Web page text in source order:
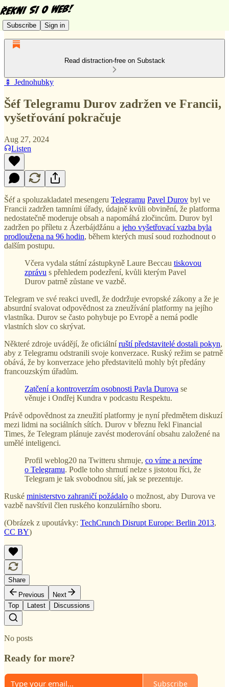
Subscribe Sign in
Read distraction-free on Substack
🍢 Jednohubky
Šéf Telegramu Durov zadržen ve Francii,
vyšetřování pokračuje
Aug 27, 2024
Listen
Šéf a spoluzakladatel mesengeru Telegramu Pavel Durov byl ve
Francii zadržen tamními úřady, údajně kvůli obvinění, že platforma
nedostatečně moderuje obsah a napomáhá zločincům. Durov byl
zadržen po příletu z Ázerbájdžánu a jeho vyšetřovací vazba byla
prodloužena na 96 hodin, během kterých musí soud rozhodnout o
dalším postupu.
Včera vydala státní zástupkyně Laure Beccau tiskovou
zprávu s přehledem podezření, kvůli kterým Pavel
Durov patrně zůstane ve vazbě.
Telegram ve své reakci uvedl, že dodržuje evropské zákony a že je
absurdní svalovat odpovědnost za zneužívání platformy na jejího
vlastníka. Durov se často pohybuje po Evropě a nemá podle
vlastních slov co skrývat.
Některé zdroje uvádějí, že oficiálníruští představitelé dostali pokyn,
aby z Telegramu odstranili svoje konverzace. Ruský režim se patrně
obává, že by konverzace jeho představitelů mohly být předány
francouzským úřadům.
Zatčení a kontroverzím osobnosti Pavla Durova se
věnuje i Ondřej Kundra v podcastu Respektu.
Právě odpovědnost za zneužití platformy je nyní předmětem diskuzí
mezi lidmi na sociálních sítích. Durov v březnu řekl Financial
Times, že Telegram plánuje zavést moderování obsahu založené na
umělé inteligenci.
Profil weblog20 na Twitteru shrnuje, co víme a nevíme
o Telegramu. Podle toho shrnutí nelze s jistotou říci, že
Telegram je tak svobodnou sítí, jak se prezentuje.
Ruské ministerstvo zahraničí požádalo o možnost, aby Durova ve
vazbě navštívil člen ruského konzulárního sboru.
(Obrázek z upoutávky: TechCrunch Disrupt Europe: Berlin 2013,
CC BY)
Share
Previous
Next
Top
Latest Discussions
No posts
Ready for more?
Subscribe